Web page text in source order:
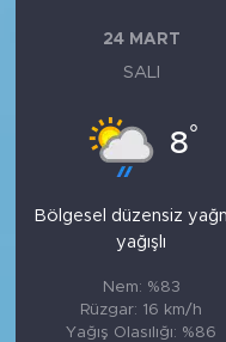
24 MART
SALI
8°
Bölgesel düzensiz
yağışlı
Nem: %83
Rüzgar: 16 km/h
Yağış Olasılığı: %86